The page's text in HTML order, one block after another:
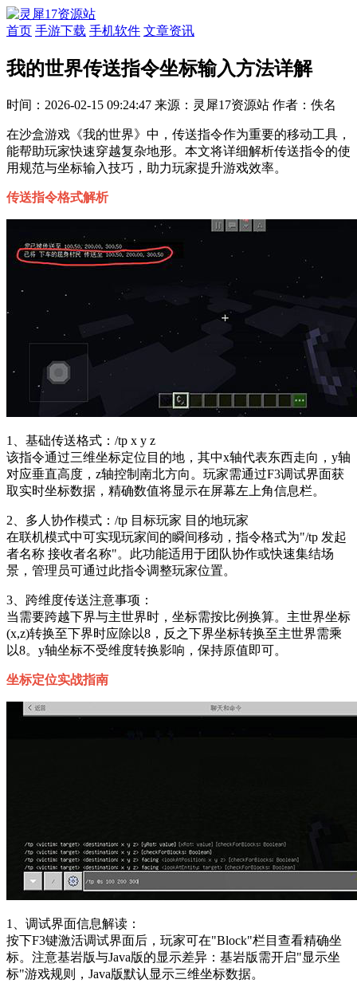
首页 手游下载 手机软件 文章资讯
我的世界传送指令坐标输入方法详解
时间：2026-02-15 09:24:47 来源：灵犀17资源站 作者：佚名
在沙盒游戏《我的世界》中，传送指令作为重要的移动工具，
能帮助玩家快速穿越复杂地形。本文将详细解析传送指令的使
用规范与坐标输入技巧，助力玩家提升游戏效率。
传送指令格式解析
1、基础传送格式：/tp x y z
该指令通过三维坐标定位目的地，其中x轴代表东西走向，y轴
对应垂直高度，z轴控制南北方向。玩家需通过F3调试界面获
取实时坐标数据，精确数值将显示在屏幕左上角信息栏。
2、多人协作模式：/tp 目标玩家 目的地玩家
在联机模式中可实现玩家间的瞬间移动，指令格式为"/tp 发起
者名称 接收者名称"。此功能适用于团队协作或快速集结场
景，管理员可通过此指令调整玩家位置。
3、跨维度传送注意事项：
当需要跨越下界与主世界时，坐标需按比例换算。主世界坐标
(x,z)转换至下界时应除以8，反之下界坐标转换至主世界需乘
以8。y轴坐标不受维度转换影响，保持原值即可。
坐标定位实战指南
1、调试界面信息解读：
按下F3键激活调试界面后，玩家可在"Block"栏目查看精确坐
标。注意基岩版与Java版的显示差异：基岩版需开启"显示坐
标"游戏规则，Java版默认显示三维坐标数据。